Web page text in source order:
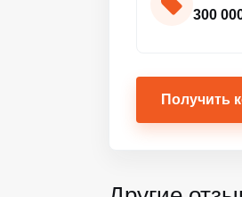
300
Получить